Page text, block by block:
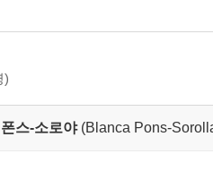
)
스-소로야 (Blanca Pons-